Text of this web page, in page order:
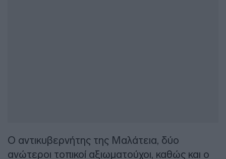
Ο αντικυβερνήτης της Μαλάτεια, δύο
ανώτεροι τοπικοί αξιωματούχοι, καθώς και ο